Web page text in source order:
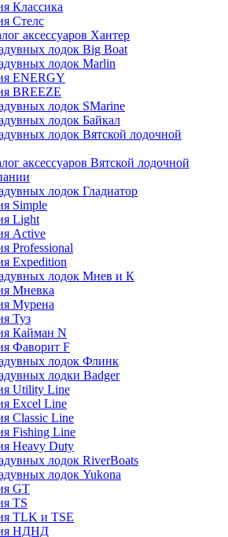
Классика
Стелс
аксессуаров Хантер
лодок Big Boat
лодок Marlin
ENERGY
BREEZE
лодок SMarine
лодок Байкал
лодок Вятской лодочной
аксессуаров Вятской лодочной
лодок Гладиатор
Simple
Light
Active
Professional
Expedition
лодок Мнев и К
Мневка
Мурена
Туз
Кайман N
Фаворит F
лодок Флинк
лодки Badger
Utility Line
Excel Line
Classic Line
Fishing Line
Heavy Duty
лодок RiverBoats
лодок Yukona
GT
TS
TLK и TSE
НДНД